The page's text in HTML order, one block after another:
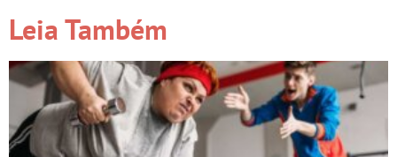
Leia Também